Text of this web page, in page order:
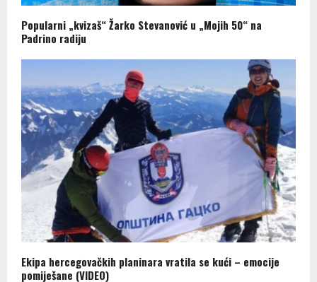
Popularni „kvizaš“ Žarko Stevanović u „Mojih 50“ na
Padrino radiju
Ekipa hercegovačkih planinara vratila se kući – emocije
pomiješane (VIDEO)